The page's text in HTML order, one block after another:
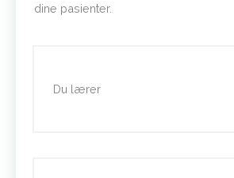
dine pasienter.
Du lærer